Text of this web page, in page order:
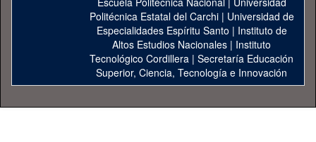
Politécnica Estatal del Carchi| Universidad de
Especialidades Espíritu Santo | Instituto de
Altos Estudios Nacionales | Instituto
Tecnológico Cordillera | Secretaría Educación
Superior, Ciencia, Tecnología e Innovación